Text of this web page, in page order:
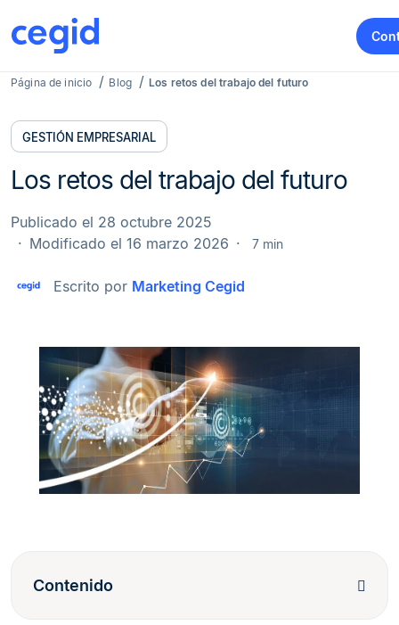
Página de inicio Blog Los retos del trabajo del futuro
GESTIÓN EMPRESARIAL
Los retos del trabajo del futuro
Escrito por Marketing Cegid
Publicado el 28 octubre 2025
Modificado el 16 marzo 2026
7 min
Contenido